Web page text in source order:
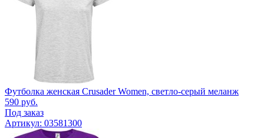
Футболка женская Crusader Women, светло-серый меланж
590 руб.
Под заказ
Артикул: 03581300